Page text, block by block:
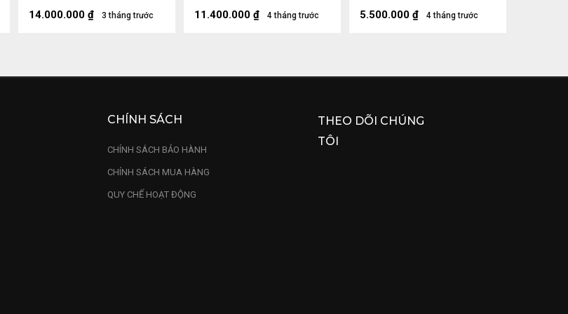
3 tháng trước
14.000.000 ₫
22x22x10 (cm)
4 tháng trước
11.400.000 ₫ 4 tháng trước
5.500.000 ₫
CHÍNH SÁCH
CHÍNH SÁCH BẢO HÀNH
CHÍNH SÁCH MUA HÀNG
QUY CHẾ HOẠT ĐỘNG
THEO DÕI CHÚNG
TÔI